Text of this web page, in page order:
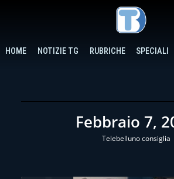
HOME NOTIZIE TG RUBRICHE SPECIALI
Febbraio 7,
Telebelluno consiglia